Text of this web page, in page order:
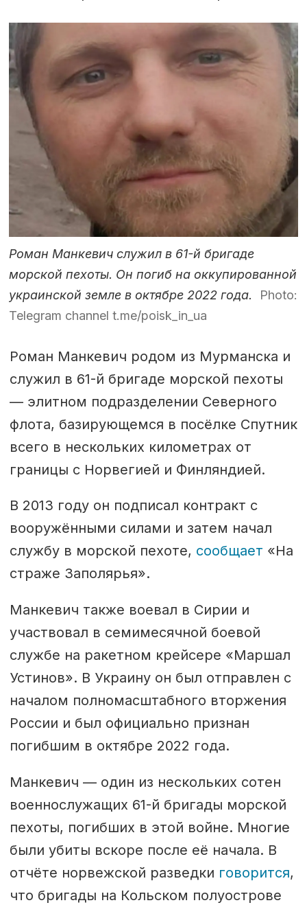
Роман Манкевич служил в 61-й бригаде
морской пехоты. Он погиб на оккупированной
украинской земле в октябре 2022 года.
Photo:
Telegram channel t.me/poisk_in_ua
Роман Манкевич родом из Мурманска и
служил в 61-й бригаде морской пехоты
— элитном подразделении Северного
флота, базирующемся в посёлке Спутник
всего в нескольких километрах от
границы с Норвегией и Финляндией.
В 2013 году он подписал контракт с
вооружёнными силами и затем начал
службу в морской пехоте, сообщает «На
страже Заполярья».
Манкевич также воевал в Сирии и
участвовал в семимесячной боевой
службе на ракетном крейсере «Маршал
Устинов». В Украину он был отправлен с
началом полномасштабного вторжения
России и был официально признан
погибшим в октябре 2022 года.
Манкевич — один из нескольких сотен
военнослужащих 61-й бригады морской
пехоты, погибших в этой войне. Многие
были убиты вскоре после её начала. В
отчёте норвежской разведки говорится,
что бригады на Кольском полуострове